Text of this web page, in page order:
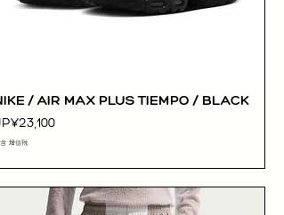
快速瀏覽
/ AIR MAX PLUS TIEMPO / BLACK
格
含 增值税